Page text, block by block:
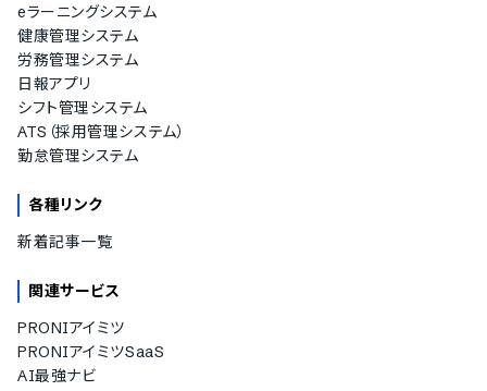
eラーニングシステム
健康管理システム
労務管理システム
日報アプリ
シフト管理システム
ATS（採用管理システム）
勤怠管理システム
各種リンク
新着記事一覧
関連サービス
PRONIアイミツ
PRONIアイミツSaaS
AI最強ナビ